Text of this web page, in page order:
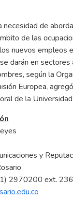
de
de las
nuevos empleos
darán en
según la
Europea,
de la
y
2970200 ext.